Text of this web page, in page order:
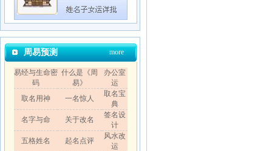
周易预测 more
易经与生命密
码
什么是《周
易》
办公室
运
取名用神
一名惊人
取名宝
典
名字与命
关于改名
签名设
计
五格姓名
起名点评
风水改
运